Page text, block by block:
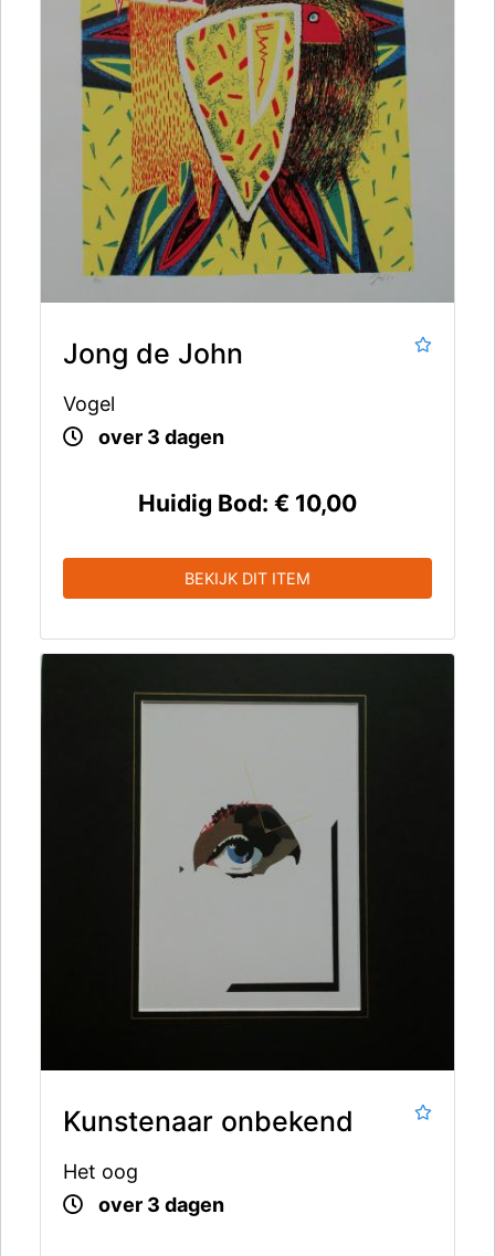
Jong de John
Vogel
over 3 dagen
Huidig Bod: € 10,00
BEKIJK DIT ITEM
Kunstenaar onbekend
Het oog
over 3 dagen